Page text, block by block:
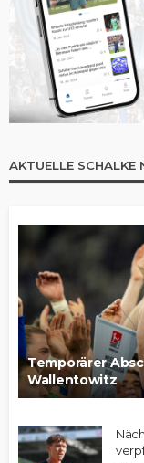
AKTUELLE SCHALKE
Temporärer
Wallentowitz